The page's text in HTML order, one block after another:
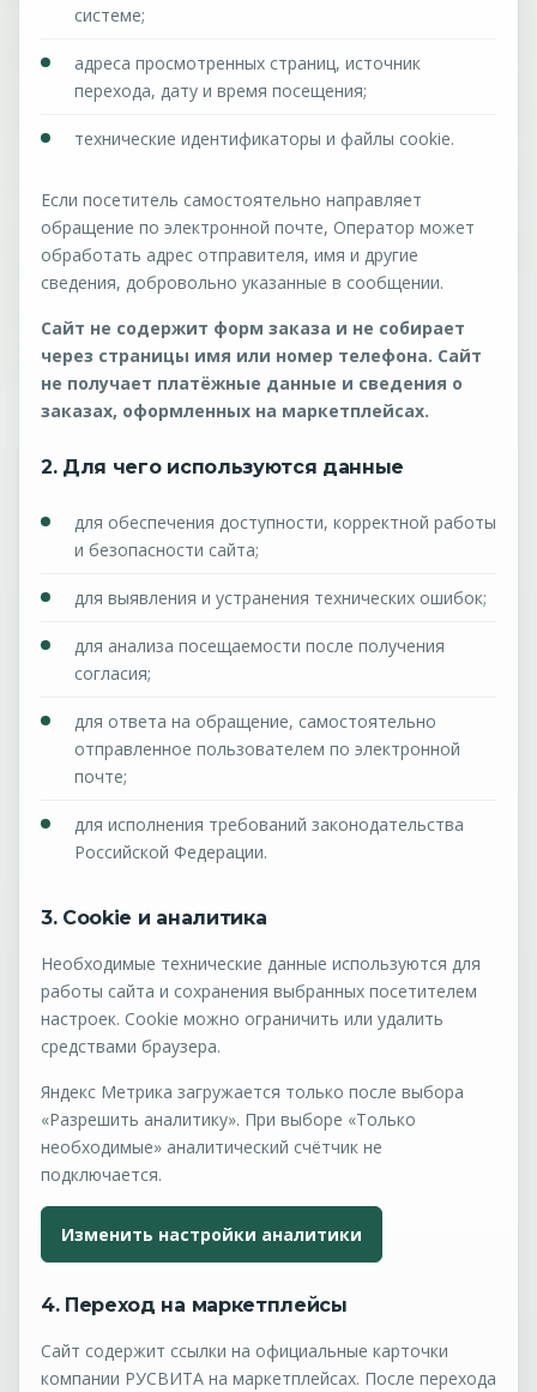
системе;
адреса просмотренных страниц, источник
перехода, дату и время посещения;
технические идентификаторы и файлы cookie.
Если посетитель самостоятельно направляет
обращение по электронной почте, Оператор может
обработать адрес отправителя, имя и другие
сведения, добровольно указанные в сообщении.
Сайт не содержит форм заказа и не собирает
через страницы имя или номер телефона. Сайт
не получает платёжные данные и сведения о
заказах, оформленных на маркетплейсах.
2. Для чего используются данные
для обеспечения доступности, корректной работы
и безопасности сайта;
для выявления и устранения технических ошибок;
для анализа посещаемости после получения
согласия;
для ответа на обращение, самостоятельно
отправленное пользователем по электронной
почте;
для исполнения требований законодательства
Российской Федерации.
3. Cookie и аналитика
Необходимые технические данные используются для
работы сайта и сохранения выбранных посетителем
настроек. Cookie можно ограничить или удалить
средствами браузера.
Яндекс Метрика загружается только после выбора
«Разрешить аналитику». При выборе «Только
необходимые» аналитический счётчик не
подключается.
Изменить настройки аналитики
4. Переход на маркетплейсы
Сайт содержит ссылки на официальные карточки
компании РУСВИТА на маркетплейсах. После перехода